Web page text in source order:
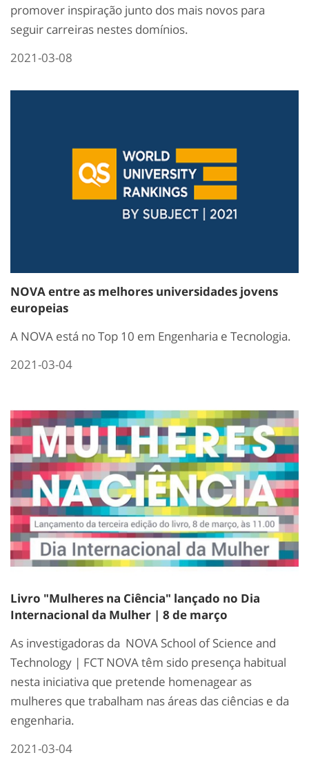
promover inspiração junto dos mais novos para
seguir carreiras nestes domínios.
2021-03-08
NOVA entre as melhores universidades jovens
europeias
A NOVA está no Top 10 em Engenharia e Tecnologia.
2021-03-04
Livro "Mulheres na Ciência" lançado no Dia
Internacional da Mulher | 8 de março
As investigadoras da NOVA School of Science and
Technology | FCT NOVA têm sido presença habitual
nesta iniciativa que pretende homenagear as
mulheres que trabalham nas áreas das ciências e da
engenharia.
2021-03-04